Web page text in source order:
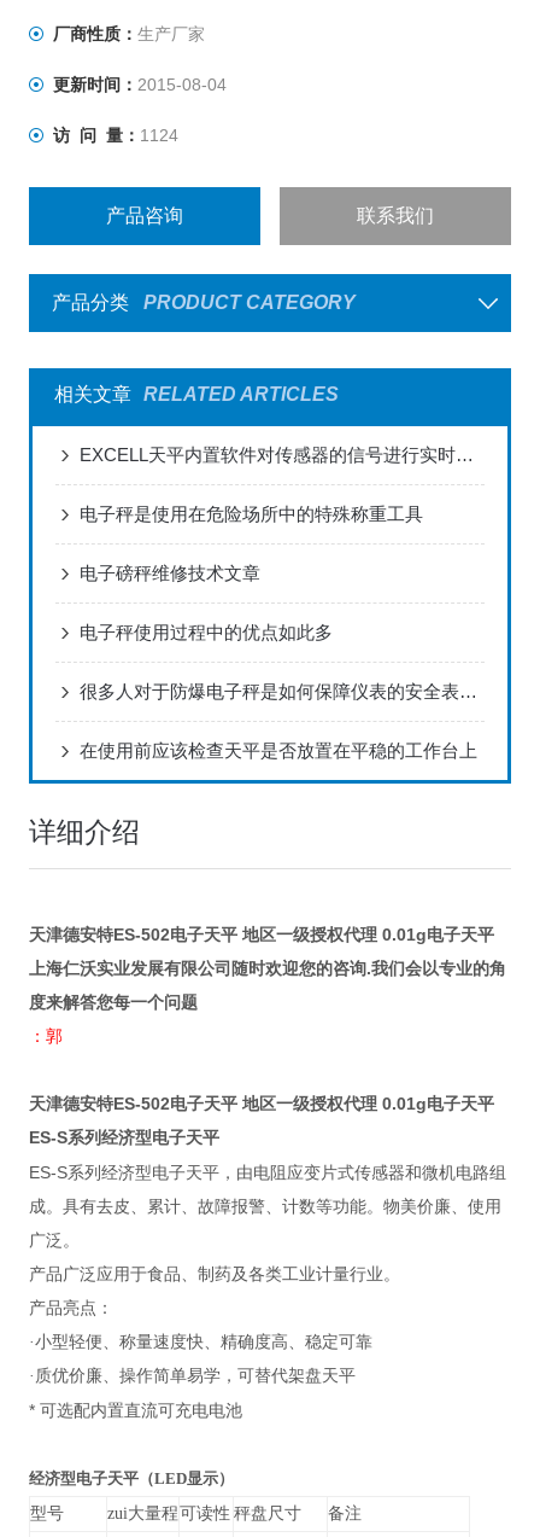
厂商性质： 生产厂家
更新时间： 2015-08-04
访 问 量： 1124
产品咨询 联系我们
产品分类 PRODUCT CATEGORY
相关文章 RELATED ARTICLES
EXCELL天平内置软件对传感器的信号进行实时处理和分析
电子秤是使用在危险场所中的特殊称重工具
电子磅秤维修技术文章
电子秤使用过程中的优点如此多
很多人对于防爆电子秤是如何保障仪表的安全表示非常疑惑
在使用前应该检查天平是否放置在平稳的工作台上
详细介绍
天津德安特ES-502电子天平 地区一级授权代理 0.01g电子天平
上海仁沃实业发展有限公司随时欢迎您的咨询.我们会以专业的角
度来解答您每一个问题
：郭
天津德安特ES-502电子天平 地区一级授权代理 0.01g电子天平
ES-S系列经济型电子天平
ES-S系列经济型电子天平，由电阻应变片式传感器和微机电路组
成。具有去皮、累计、故障报警、计数等功能。物美价廉、使用
广泛。
产品广泛应用于食品、制药及各类工业计量行业。
产品亮点：
·小型轻便、称量速度快、精确度高、稳定可靠
·质优价廉、操作简单易学，可替代架盘天平
* 可选配内置直流可充电电池
经济型电子天平（LED显示）
型号
zui大量程可读性 秤盘尺寸 备注